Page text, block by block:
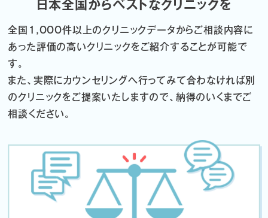
日本全国からベストなクリニックを
全国1,000件以上のクリニックデータからご相談内容に
あった評価の高いクリニックをご紹介することが可能で
す。
また、実際にカウンセリングへ行ってみて合わなければ別
のクリニックをご提案いたしますので、納得のいくまでご
相談ください。